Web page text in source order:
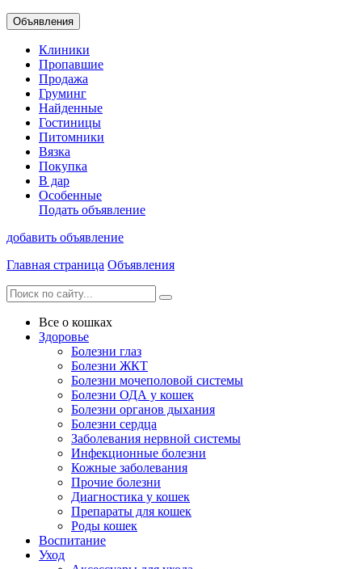
Объявления
Клиники
Пропавшие
Продажа
Груминг
Найденные
Гостиницы
Питомники
Вязка
Покупка
В дар
Особенные
Подать объявление
добавить объявление
Главная страница Объявления
Все о кошках
Здоровье
Болезни глаз
Болезни ЖКТ
Болезни мочеполовой системы
Болезни ОДА у кошек
Болезни органов дыхания
Болезни сердца
Заболевания нервной системы
Инфекционные болезни
Кожные заболевания
Прочие болезни
Диагностика у кошек
Препараты для кошек
Роды кошек
Воспитание
Уход